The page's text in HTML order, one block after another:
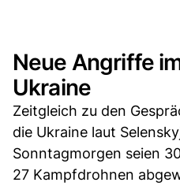
Neue Angriffe
Ukraine
Zeitgleich zu den
die Ukraine laut
Sonntagmorgen seien
27 Kampfdrohnen